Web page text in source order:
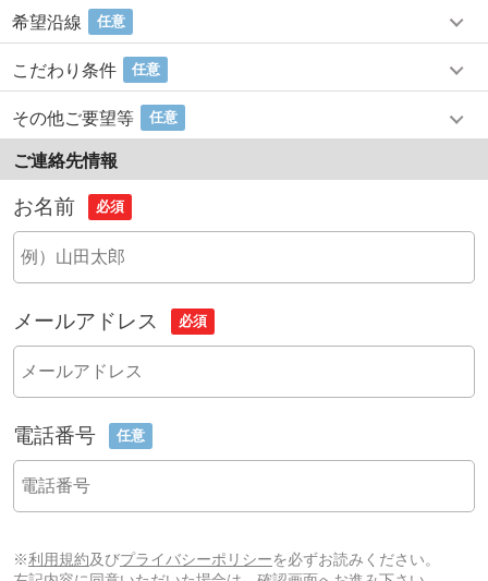
希望沿線 任意
こだわり条件 任意
その他ご要望等 任意
ご連絡先情報
お名前 必須
メールアドレス 必須
電話番号 任意
※利用規約及びプライバシーポリシーを必ずお読みください。